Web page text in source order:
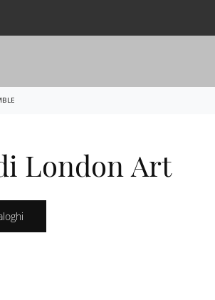
London Art